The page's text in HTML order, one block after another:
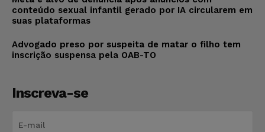
conteúdo sexual infantil gerado por IA circularem em
suas plataformas
Advogado preso por suspeita de matar o filho tem
inscrição suspensa pela OAB-TO
Inscreva-se